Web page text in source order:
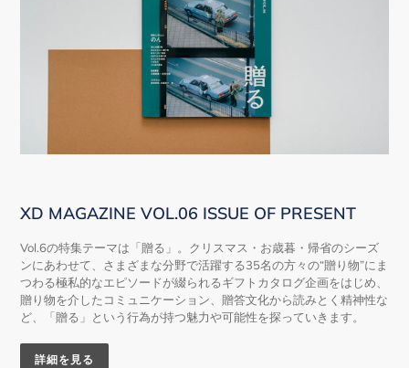
XD MAGAZINE VOL.06 ISSUE OF PRESENT
Vol.6の特集テーマは「贈る」。クリスマス・お歳暮・帰省のシーズ
ンにあわせて、さまざまな分野で活躍する35名の方々の“贈り物”にま
つわる極私的なエピソードが綴られるギフトカタログ企画をはじめ、
贈り物を介したコミュニケーション、贈答文化から読みとく精神性な
ど、「贈る」という行為が持つ魅力や可能性を探っていきます。
詳細を見る